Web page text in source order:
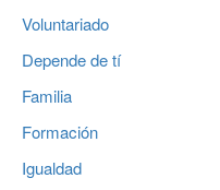
Voluntariado
Depende de tí
Familia
Formación
Igualdad